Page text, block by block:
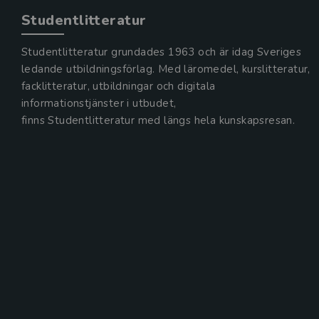
Studentlitteratur
Studentlitteratur grundades 1963 och är idag Sveriges
ledande utbildningsförlag. Med läromedel, kurslitteratur,
facklitteratur, utbildningar och digitala
informationstjänster i utbudet,
finns Studentlitteratur med längs hela kunskapsresan.